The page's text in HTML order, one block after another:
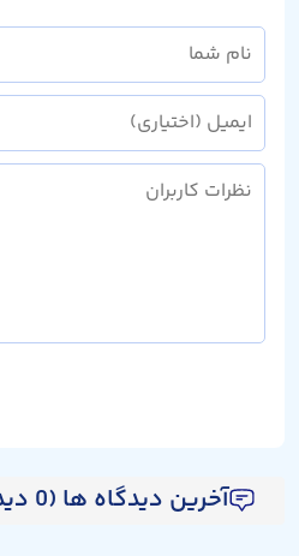
آخرین دیدگاه ها (0 دیدگاه)